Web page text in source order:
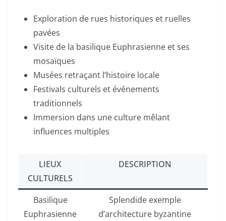
Exploration de rues historiques et ruelles
pavées
Visite de la basilique Euphrasienne et ses
mosaïques
Musées retraçant l’histoire locale
Festivals culturels et événements
traditionnels
Immersion dans une culture mêlant
influences multiples
LIEUX
CULTURELS
DESCRIPTION
Basilique
Euphrasienne
Splendide exemple
d’architecture byzantine